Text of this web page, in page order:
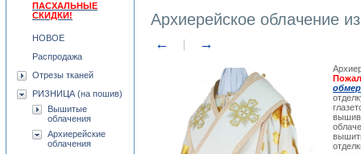
Архиерейское облачение
← →
ПАСХАЛЬНЫЕ
СКИДКИ!
НОВОЕ
Распродажа
Отрезы тканей
РИЗНИЦА (на пошив)
Вышитые
облачения
Архиерейские
облачения